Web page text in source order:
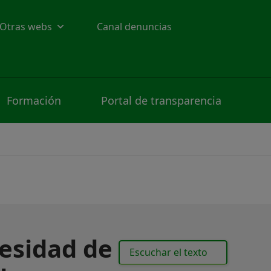
Otras webs Canal denuncias
Formación Portal de transparencia
de
Escuchar el texto